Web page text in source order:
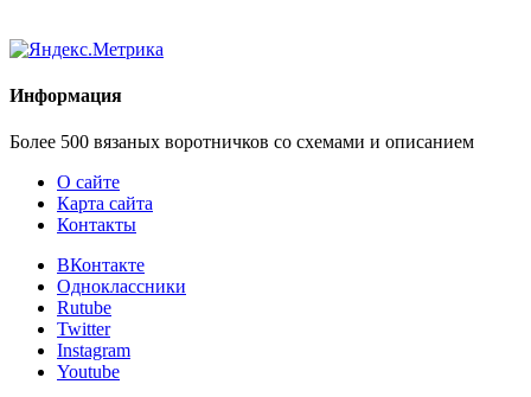
Информация
Более 500 вязаных воротничков со схемами и описанием
О сайте
Карта сайта
Контакты
ВКонтакте
Одноклассники
Rutube
Twitter
Instagram
Youtube